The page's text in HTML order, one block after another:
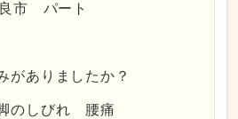
パート
がありましたか？
のしびれ 腰痛